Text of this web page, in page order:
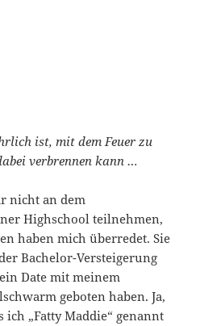
ist, mit dem Feuer zu
verbrennen kann …
nicht an dem
Highschool teilnehmen,
haben mich überredet. Sie
Bachelor-Versteigerung
Date mit meinem
geboten haben. Ja,
„Fatty Maddie“ genannt